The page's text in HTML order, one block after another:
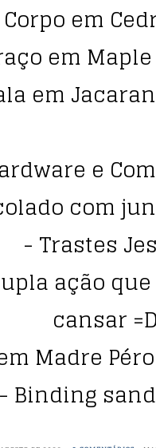
em
em
em
e
com
- Trastes
ação
cansar
Madre
- Binding